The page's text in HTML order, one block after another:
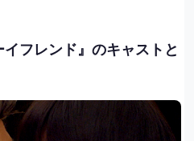
イフレンド』のキャストと